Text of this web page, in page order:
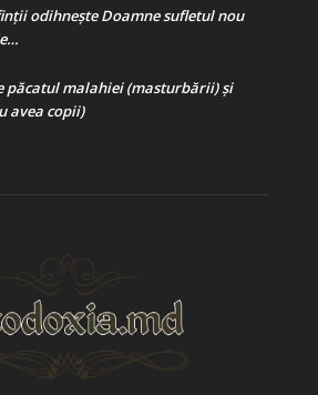
odihnește Doamne sufletul nou
păcatul malahiei (masturbării) şi
avea copii)